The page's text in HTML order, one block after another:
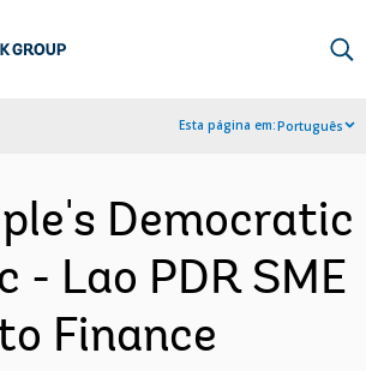
Esta página em:Português
Democratic
- Lao PDR SME
Finance